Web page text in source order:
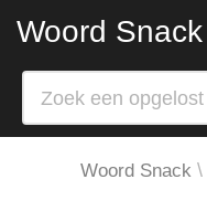
Woord Snack
Woord Snack